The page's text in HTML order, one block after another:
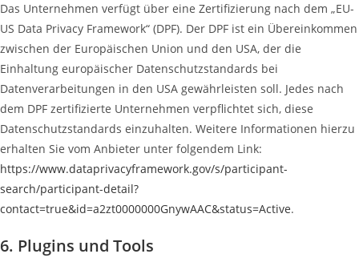
Das Unternehmen verfügt über eine Zertifizierung nach dem „EU-
US Data Privacy Framework“ (DPF). Der DPF ist ein Übereinkommen
zwischen der Europäischen Union und den USA, der die
Einhaltung europäischer Datenschutzstandards bei
Datenverarbeitungen in den USA gewährleisten soll. Jedes nach
dem DPF zertifizierte Unternehmen verpflichtet sich, diese
Datenschutzstandards einzuhalten. Weitere Informationen hierzu
erhalten Sie vom Anbieter unter folgendem Link:
https://www.dataprivacyframework.gov/s/participant-
search/participant-detail?
contact=true&id=a2zt0000000GnywAAC&status=Active.
6. Plugins und Tools